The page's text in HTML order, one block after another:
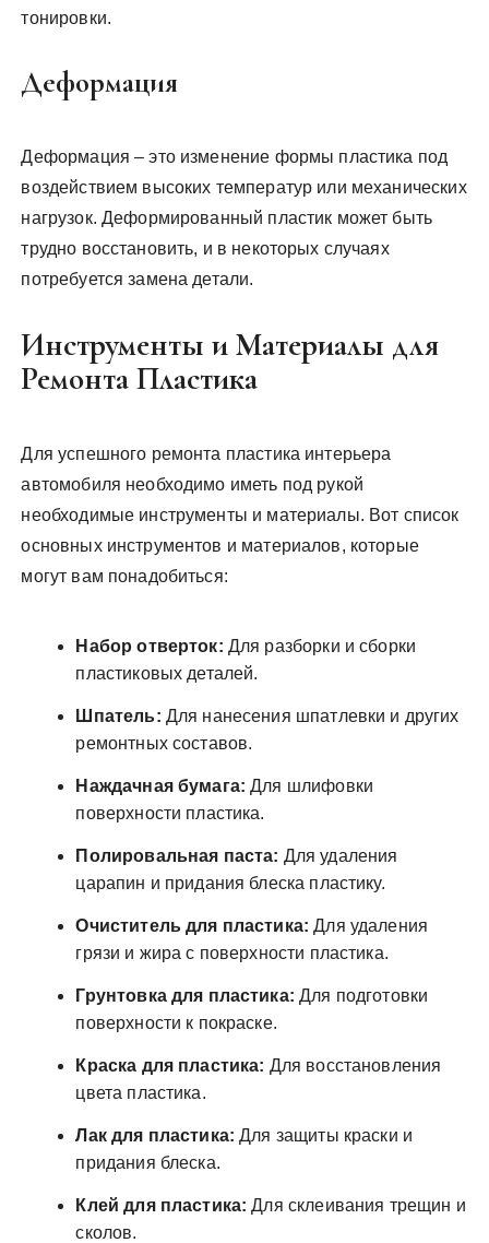
тонировки.
Деформация
Деформация – это изменение формы пластика под
воздействием высоких температур или механических
нагрузок. Деформированный пластик может быть
трудно восстановить, и в некоторых случаях
потребуется замена детали.
Инструменты и Материалы для
Ремонта Пластика
Для успешного ремонта пластика интерьера
автомобиля необходимо иметь под рукой
необходимые инструменты и материалы. Вот список
основных инструментов и материалов, которые
могут вам понадобиться:
Набор отверток: Для разборки и сборки
пластиковых деталей.
Шпатель: Для нанесения шпатлевки и других
ремонтных составов.
Наждачная бумага: Для шлифовки
поверхности пластика.
Полировальная паста: Для удаления
царапин и придания блеска пластику.
Очиститель для пластика: Для удаления
грязи и жира с поверхности пластика.
Грунтовка для пластика: Для подготовки
поверхности к покраске.
Краска для пластика: Для восстановления
цвета пластика.
Лак для пластика: Для защиты краски и
придания блеска.
Клей для пластика: Для склеивания трещин и
сколов.